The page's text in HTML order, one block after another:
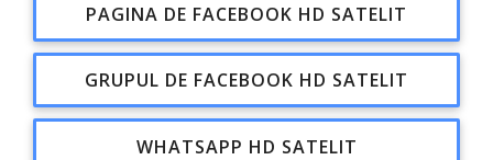
PAGINA DE FACEBOOK HD SATELIT
GRUPUL DE FACEBOOK HD SATELIT
WHATSAPP HD SATELIT